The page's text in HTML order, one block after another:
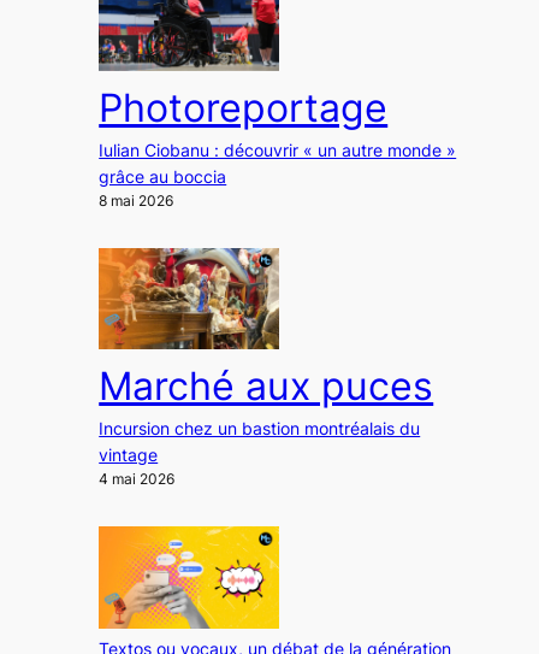
Photoreportage
Iulian Ciobanu : découvrir « un autre monde »
grâce au boccia
8 mai 2026
Marché aux puces
Incursion chez un bastion montréalais du
vintage
4 mai 2026
Textos ou vocaux, un débat de la génération